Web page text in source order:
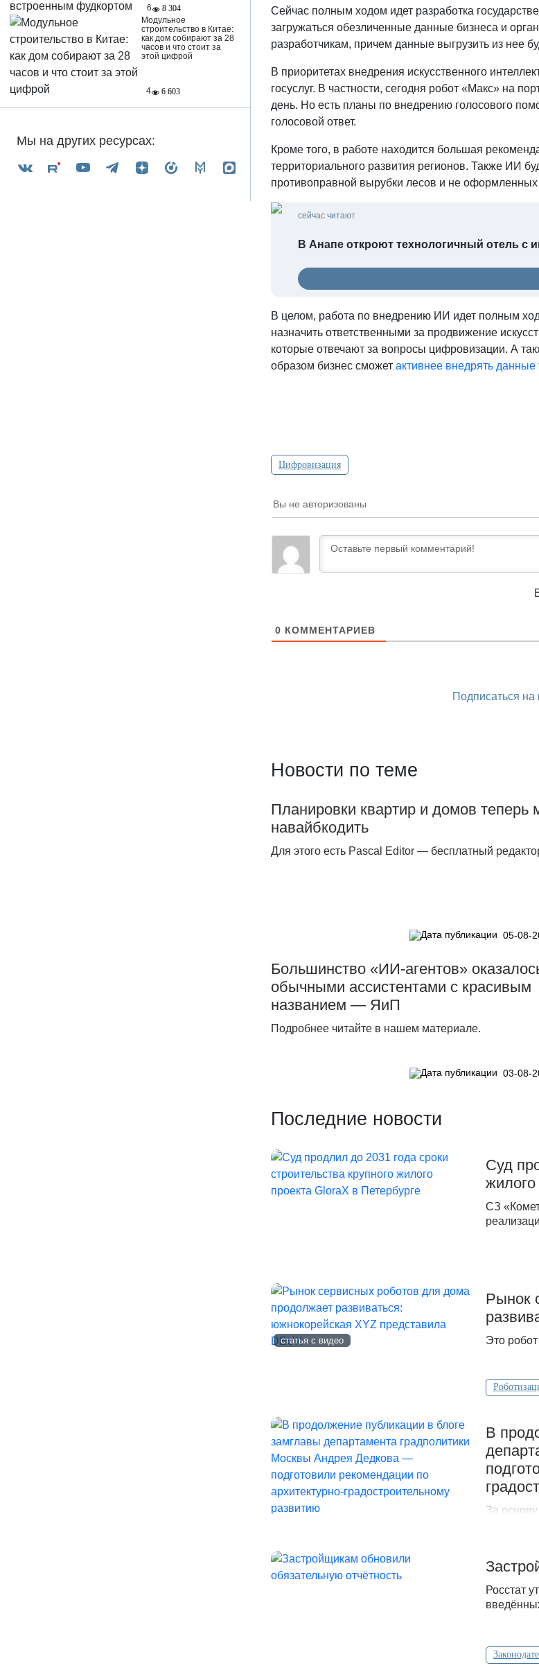
6
8 304
Модульное
строительство в Китае:
как дом собирают за 28
часов и что стоит за
этой цифрой
4 6 603
Мы на других ресурсах:
Сейчас полным ходом идет разработка
загружаться обезличенные данные бизнеса и
разработчикам, причем данные выгрузить из нее
В приоритетах внедрения искусственного
госуслуг. В частности, сегодня робот «Макс» на
день. Но есть планы по внедрению голосового
голосовой ответ.
Кроме того, в работе находится большая
территориального развития регионов. Также ИИ
противоправной вырубки лесов и не оформленных
сейчас читают
В Анапе откроют технологичный отель с
В целом, работа по внедрению ИИ идет полным
назначить ответственными за продвижение
которые отвечают за вопросы цифровизации. А
образом бизнес сможет активнее внедрять данные
Цифровизация
Вы не авторизованы
0 КОММЕНТАРИЕВ
Подписаться на
Новости по теме
Планировки квартир и домов теперь
навайбкодить
Для этого есть Pascal Editor — бесплатный
05-08-
Большинство «ИИ-агентов»
обычными ассистентами с красивым
названием — ЯиП
Подробнее читайте в нашем материале.
03-08-
Последние новости
Суд
жилого
СЗ
статья с видео
Рынок
Это
В
За
жизни,
Росстат